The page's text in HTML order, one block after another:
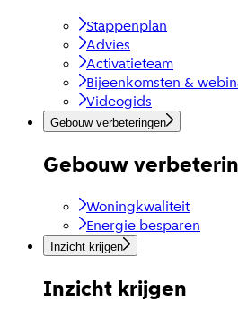
Stappenplan
Advies
Activatieteam
Bijeenkomsten &
Videogids
Gebouw verbeteringen
Gebouw
Woningkwaliteit
Energie besparen
Inzicht krijgen
Inzicht krijgen